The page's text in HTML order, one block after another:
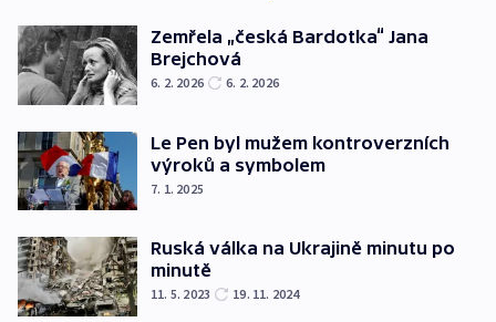
Zemřela „česká Bardotka“ Jana
Brejchová
6. 2. 2026 6. 2. 2026
Le Pen byl mužem kontroverzních
výroků a symbolem
7. 1. 2025
Ruská válka na Ukrajině minutu po
minutě
11. 5. 2023 19. 11. 2024